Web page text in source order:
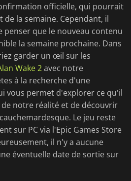
officielle, qui pourrait
la semaine. Cependant, il
penser que le nouveau contenu
la semaine prochaine. Dans
garder un œil sur les
Wake 2avec notre
à la recherche d'une
vous permet d'explorer ce qu'il
notre réalité et de découvrir
Le jeu reste
sur PC via l'Epic Games Store
il n'y a aucune
éventuelle date de sortie sur